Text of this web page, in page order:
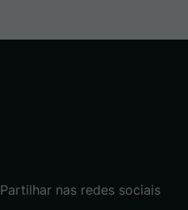
Partilhar nas redes sociais